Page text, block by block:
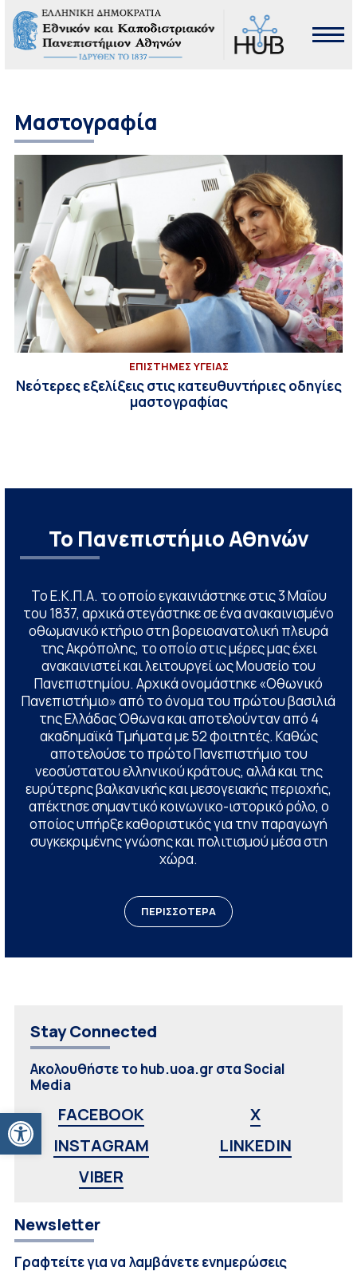
Ανοίξτε τη γραμμή εργαλείων
Μαστογραφία
ΕΠΙΣΤΗΜΕΣ ΥΓΕΙΑΣ
Νεότερες εξελίξεις στις κατευθυντήριες οδηγίες
μαστογραφίας
Το Πανεπιστήμιο Αθηνών
Το Ε.Κ.Π.Α. το οποίο εγκαινιάστηκε στις 3 Μαΐου
του 1837, αρχικά στεγάστηκε σε ένα ανακαινισμένο
οθωμανικό κτήριο στη βορειοανατολική πλευρά
της Ακρόπολης, το οποίο στις μέρες μας έχει
ανακαινιστεί και λειτουργεί ως Μουσείο του
Πανεπιστημίου. Αρχικά ονομάστηκε «Οθωνικό
Πανεπιστήμιο» από το όνομα του πρώτου βασιλιά
της Ελλάδας Όθωνα και αποτελούνταν από 4
ακαδημαϊκά Τμήματα με 52 φοιτητές. Καθώς
αποτελούσε το πρώτο Πανεπιστήμιο του
νεοσύστατου ελληνικού κράτους, αλλά και της
ευρύτερης βαλκανικής και μεσογειακής περιοχής,
απέκτησε σημαντικό κοινωνικο-ιστορικό ρόλο, ο
οποίος υπήρξε καθοριστικός για την παραγωγή
συγκεκριμένης γνώσης και πολιτισμού μέσα στη
χώρα.
ΠΕΡΙΣΣΟΤΕΡΑ
Stay Connected
Ακολουθήστε το hub.uoa.gr στα Social
Media
FACEBOOK
X
INSTAGRAM
LINKEDIN
VIBER
Newsletter
Γραφτείτε για να λαμβάνετε ενημερώσεις